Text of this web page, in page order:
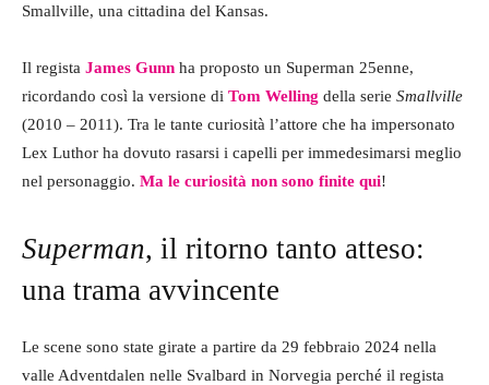
Smallville, una cittadina del Kansas.
Il regista James Gunn ha proposto un Superman 25enne,
ricordando così la versione di Tom Welling della serie Smallville
(2010 – 2011). Tra le tante curiosità l’attore che ha impersonato
Lex Luthor ha dovuto rasarsi i capelli per immedesimarsi meglio
nel personaggio. Ma le curiosità non sono finite qui!
Superman, il ritorno tanto atteso:
una trama avvincente
Le scene sono state girate a partire da 29 febbraio 2024 nella
valle Adventdalen nelle Svalbard in Norvegia perché il regista